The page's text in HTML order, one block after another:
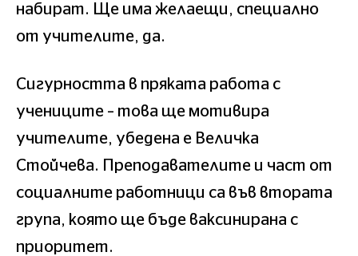
набират. Ще има желаещи, специално
от учителите, да.
Сигурността в пряката работа с
учениците – това ще мотивира
учителите, убедена е Величка
Стойчева. Преподавателите и част от
социалните работници са във втората
група, която ще бъде ваксинирана с
приоритет.